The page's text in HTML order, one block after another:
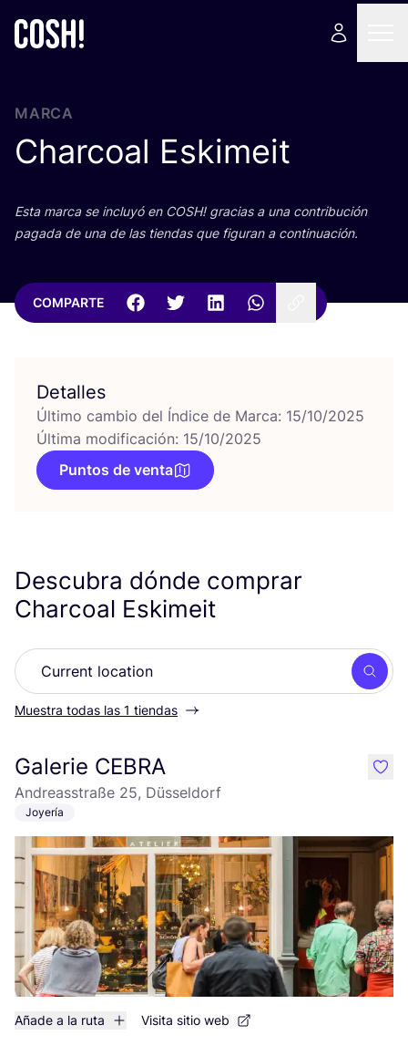
MARCA
Charcoal Eskimeit
Esta mar­ca se inclu­yó en COSH! gra­cias a una con­tri­bu­ción
paga­da de una de las tien­das que figu­ran a continuación.
COMPARTE
Detalles
Último cambio del Índice de Marca: 15/10/2025
Última modificación: 15/10/2025
Puntos de venta
Descubra dónde comprar
Charcoal Eskimeit
Muestra todas las 1 tiendas
Galerie CEBRA
Andreasstraße 25, Düsseldorf
Joyería
Añade a la ruta Visita sitio web
like